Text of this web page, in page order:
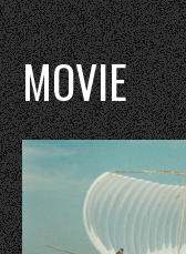
MOVIE